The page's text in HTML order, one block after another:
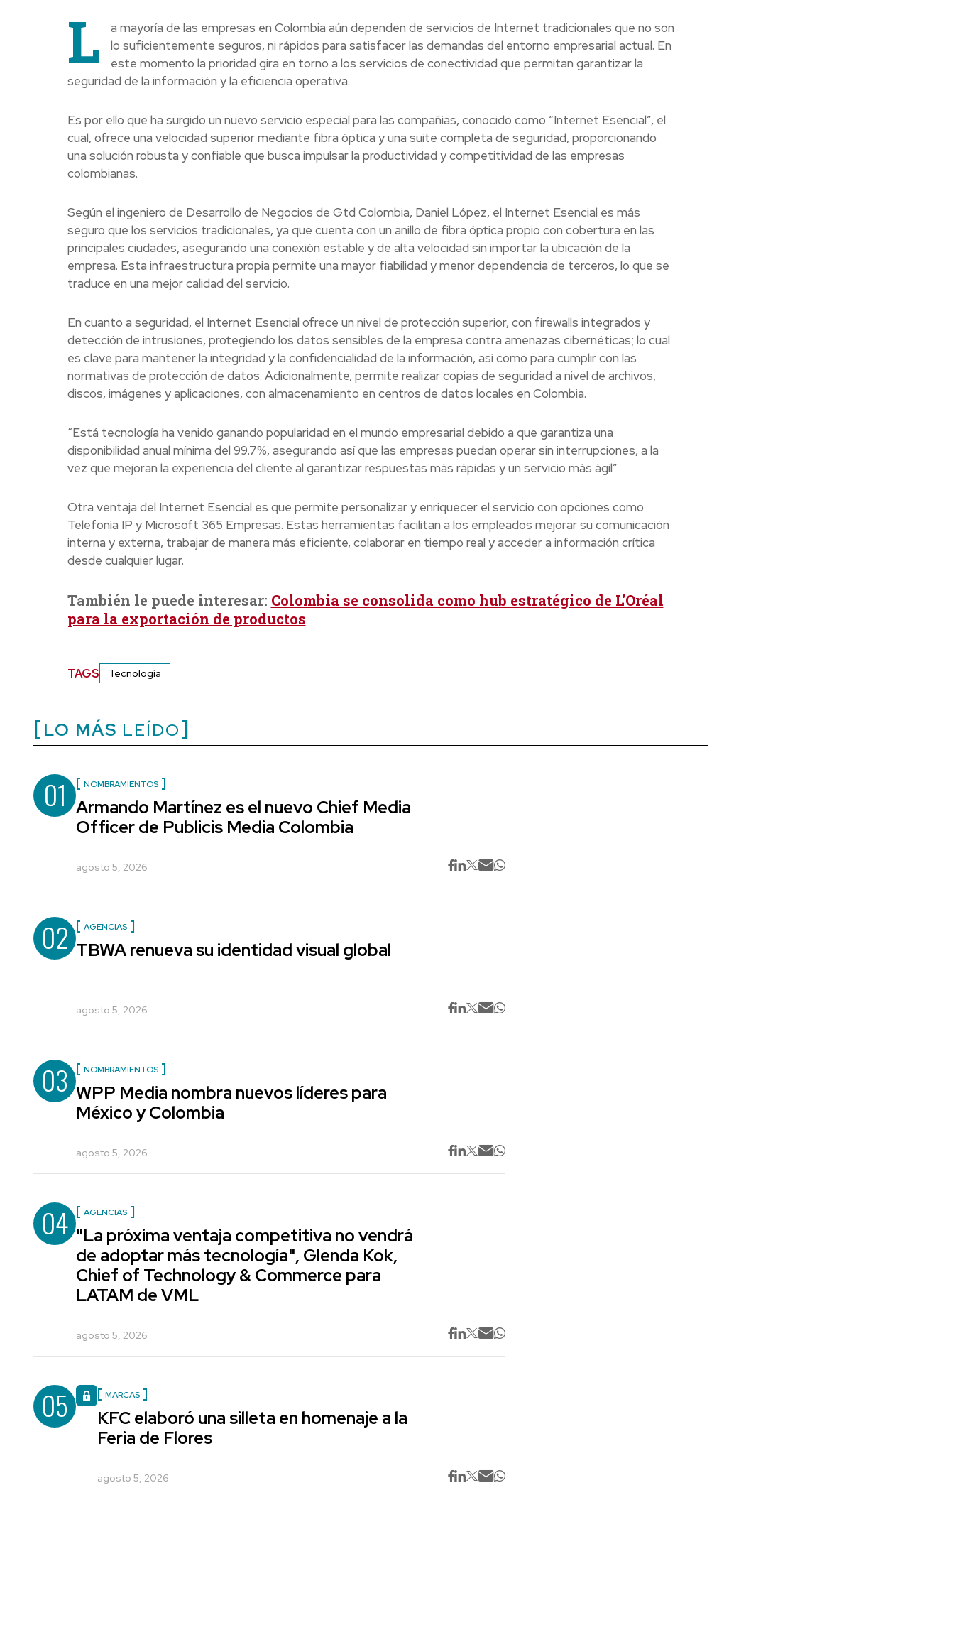
L
a mayoría de las empresas en Colombia aún dependen de servicios de Internet tradicionales que no son
lo suficientemente seguros, ni rápidos para satisfacer las demandas del entorno empresarial actual. En
este momento la prioridad gira en torno a los servicios de conectividad que permitan garantizar la
seguridad de la información y la eficiencia operativa.
Es por ello que ha surgido un nuevo servicio especial para las compañías, conocido como “Internet Esencial”, el
cual, ofrece una velocidad superior mediante fibra óptica y una suite completa de seguridad, proporcionando
una solución robusta y confiable que busca impulsar la productividad y competitividad de las empresas
colombianas.
Según el ingeniero de Desarrollo de Negocios de Gtd Colombia, Daniel López, el Internet Esencial es más
seguro que los servicios tradicionales, ya que cuenta con un anillo de fibra óptica propio con cobertura en las
principales ciudades, asegurando una conexión estable y de alta velocidad sin importar la ubicación de la
empresa. Esta infraestructura propia permite una mayor fiabilidad y menor dependencia de terceros, lo que se
traduce en una mejor calidad del servicio.
En cuanto a seguridad, el Internet Esencial ofrece un nivel de protección superior, con firewalls integrados y
detección de intrusiones, protegiendo los datos sensibles de la empresa contra amenazas cibernéticas; lo cual
es clave para mantener la integridad y la confidencialidad de la información, así como para cumplir con las
normativas de protección de datos. Adicionalmente, permite realizar copias de seguridad a nivel de archivos,
discos, imágenes y aplicaciones, con almacenamiento en centros de datos locales en Colombia.
“Está tecnología ha venido ganando popularidad en el mundo empresarial debido a que garantiza una
disponibilidad anual mínima del 99.7%, asegurando así que las empresas puedan operar sin interrupciones, a la
vez que mejoran la experiencia del cliente al garantizar respuestas más rápidas y un servicio más ágil”
Otra ventaja del Internet Esencial es que permite personalizar y enriquecer el servicio con opciones como
Telefonía IP y Microsoft 365 Empresas. Estas herramientas facilitan a los empleados mejorar su comunicación
interna y externa, trabajar de manera más eficiente, colaborar en tiempo real y acceder a información crítica
desde cualquier lugar.
También le puede interesar: Colombia se consolida como hub estratégico de L'Oréal
para la exportación de productos
TAGS Tecnología
LO MÁS LEÍDO
01 NOMBRAMIENTOS
Armando Martínez es el nuevo Chief Media
Officer de Publicis Media Colombia
agosto 5, 2026
02 AGENCIAS
TBWA renueva su identidad visual global
agosto 5, 2026
03 NOMBRAMIENTOS
WPP Media nombra nuevos líderes para
México y Colombia
agosto 5, 2026
04 AGENCIAS
"La próxima ventaja competitiva no vendrá
de adoptar más tecnología", Glenda Kok,
Chief of Technology & Commerce para
LATAM de VML
agosto 5, 2026
05 MARCAS
KFC elaboró una silleta en homenaje a la
Feria de Flores
agosto 5, 2026